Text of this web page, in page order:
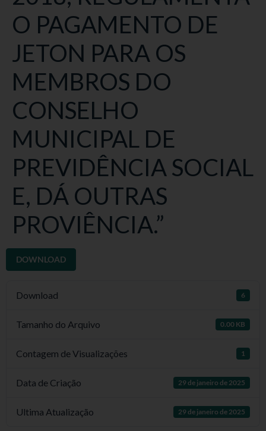
O PAGAMENTO DE
JETON PARA OS
MEMBROS DO
CONSELHO
MUNICIPAL DE
PREVIDÊNCIA SOCIAL
E, DÁ OUTRAS
PROVIÊNCIA.”
DOWNLOAD
Download 6
Tamanho do Arquivo 0.00 KB
Contagem de Visualizações 1
Data de Criação 29 de janeiro de 2025
Ultima Atualização 29 de janeiro de 2025